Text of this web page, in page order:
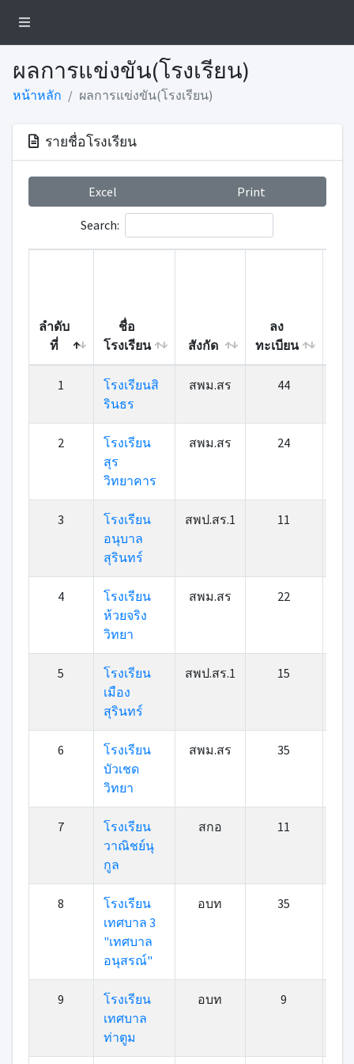
ผลการแข่งขัน(โรงเรียน)
หน้าหลัก ผลการแข่งขัน(โรงเรียน)
รายชื่อโรงเรียน
Excel Print
Search:
ลำดับ
ที่
ชื่อ
โรงเรียน
สังกัด
ลง
ทะเบียน
ชื่อ
โรงเรียน
ทะเบียน
1
โรงเรียนสิ
รินธร
สพม.สร 44
2
โรงเรียน
สุร
วิทยาคาร
สพม.สร 24
3
โรงเรียน
อนุบาล
สุรินทร์
สพป.สร.1 11
4
โรงเรียน
ห้วยจริง
วิทยา
สพม.สร 22
5
โรงเรียน
เมือง
สุรินทร์
สพป.สร.1 15
6
โรงเรียน
บัวเชด
วิทยา
สพม.สร 35
7
โรงเรียน
วาณิชย์นุ
กูล
สกอ 11
8
โรงเรียน
เทศบาล 3
"เทศบาล
อนุสรณ์"
อบท 35
9
โรงเรียน
เทศบาล
ท่าตูม
อบท 9